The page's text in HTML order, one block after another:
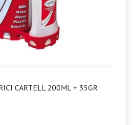
CARTELL 200ML + 35GR